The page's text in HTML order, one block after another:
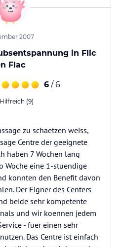
2007
in Flic
Flac
6 / 6
Hilfreich (9)
zu schaetzen weiss,
Centre der geeignete
haben 7 Wochen lang
Woche eine 1-stuendige
konnten den Benefit davon
Der Eigner des Centers
beide sehr kompetente
und wir koennen jedem
- fuer einen sehr
Das Centre ist einfach